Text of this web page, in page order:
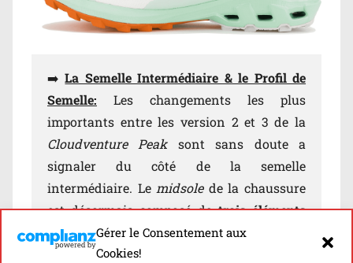
Gérer le Consentement aux
Cookies!
➡️La Semelle Intermédiaire & le Profil de
Semelle: Les changements les plus
importants entre les version 2 et 3 de la
Cloudventure Peaksont sans doute a
signaler du côté de la semelle
intermédiaire. Le midsole de la chaussure
est désormais composé detrois éléments
distincts: lecomposéCloudtec, qui occupait
toute la longueur de la chaussure sur la